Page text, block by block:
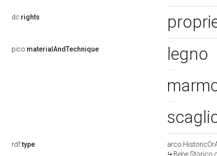
dc:rights
pico:materialAndTechnique
legno
rdf:type
Bene Storico